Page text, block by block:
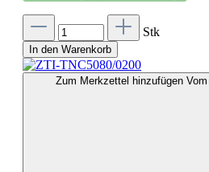
Stk
In den Warenkorb
Zum Merkzettel hinzufügen